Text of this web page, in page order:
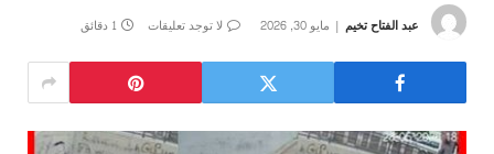
عبد الفتاح تخيم مايو 30, 2026 لا توجد تعليقات 1 دقائق